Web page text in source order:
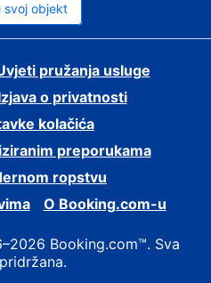
svoj objekt
pružanja usluge
o privatnosti
kolačića
preporukama
ropstvu
O Booking.com-u
Booking.com™. Sva